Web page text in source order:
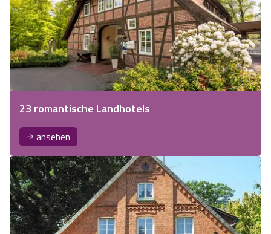
23 romantische Landhotels
ansehen